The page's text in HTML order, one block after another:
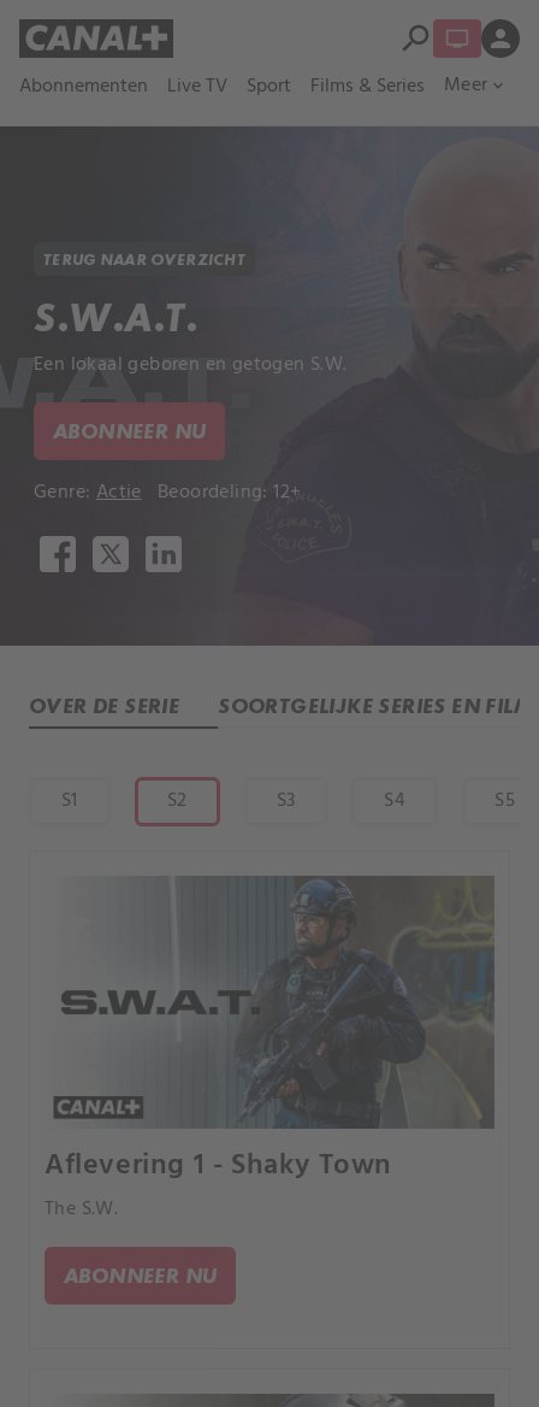
Abonnementen Live TV Sport Films & Series Meer expand_more
search person
TERUG NAAR OVERZICHT
S.W.A.T.
Een lokaal geboren en getogen S.W.
ABONNEER NU
Genre: Actie Beoordeling: 12+
OVER DE SERIE SOORTGELIJKE SERIES EN
S1 S2 S3 S4 S5
Aflevering 1 - Shaky Town
The S.W.
ABONNEER NU